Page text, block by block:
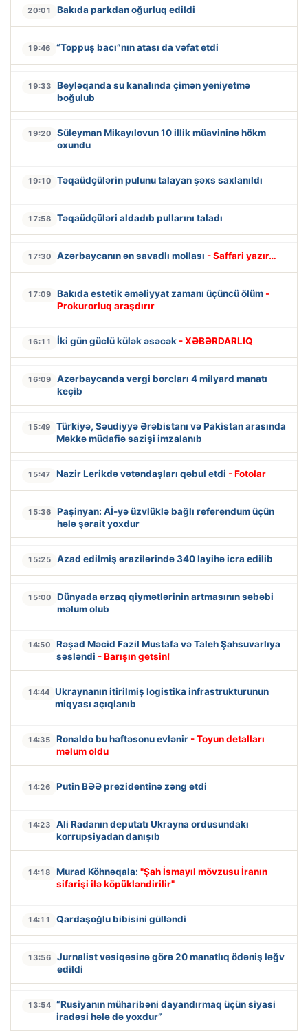
20:01 Bakıda parkdan oğurluq edildi
19:46 “Toppuş bacı”nın atası da vəfat etdi
19:33
Beyləqanda su kanalında çimən yeniyetmə
boğulub
19:20
Süleyman Mikayılovun 10 illik müavininə hökm
oxundu
19:10 Təqaüdçülərin pulunu talayan şəxs saxlanıldı
17:58 Təqaüdçüləri aldadıb pullarını taladı
17:30 Azərbaycanın ən savadlı mollası - Saffari yazır…
17:09 Bakıda estetik əməliyyat zamanı üçüncü ölüm -
Prokurorluq araşdırır
16:11 İki gün güclü külək əsəcək - XƏBƏRDARLIQ
16:09
Azərbaycanda vergi borcları 4 milyard manatı
keçib
15:49
Türkiyə, Səudiyyə Ərəbistanı və Pakistan arasında
Məkkə müdafiə sazişi imzalanıb
15:47 Nazir Lerikdə vətəndaşları qəbul etdi - Fotolar
15:36
Paşinyan: Aİ-yə üzvlüklə bağlı referendum üçün
hələ şərait yoxdur
15:25 Azad edilmiş ərazilərində 340 layihə icra edilib
15:00
Dünyada ərzaq qiymətlərinin artmasının səbəbi
məlum olub
14:50
Rəşad Məcid Fazil Mustafa və Taleh Şahsuvarlıya
səsləndi - Barışın getsin!
14:44 Ukraynanın itirilmiş logistika infrastrukturunun
miqyası açıqlanıb
14:35 Ronaldo bu həftəsonu evlənir - Toyun detalları
məlum oldu
14:26 Putin BƏƏ prezidentinə zəng etdi
14:23
Ali Radanın deputatı Ukrayna ordusundakı
korrupsiyadan danışıb
14:18 Murad Köhnəqala: "Şah İsmayıl mövzusu İranın
sifarişi ilə köpükləndirilir"
14:11 Qardaşoğlu bibisini gülləndi
13:56
Jurnalist vəsiqəsinə görə 20 manatlıq ödəniş ləğv
edildi
13:54 “Rusiyanın müharibəni dayandırmaq üçün siyasi
iradəsi hələ də yoxdur”